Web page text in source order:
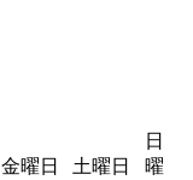
金曜日 土曜日
日
曜